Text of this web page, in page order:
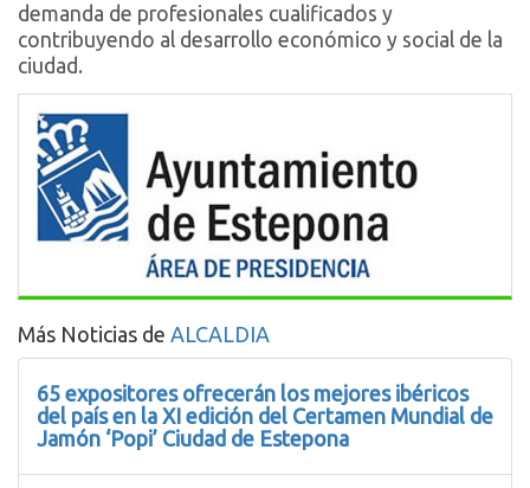
demanda de profesionales cualificados y
contribuyendo al desarrollo económico y social de la
ciudad.
Más Noticias de ALCALDIA
65 expositores ofrecerán los mejores ibéricos
del país en la XI edición del Certamen Mundial de
Jamón ‘Popi’ Ciudad de Estepona